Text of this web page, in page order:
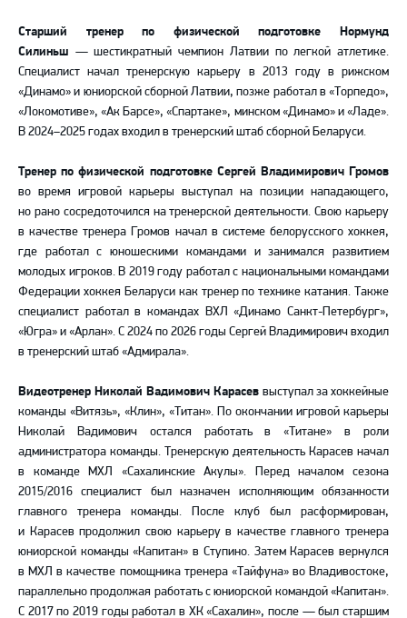
Старший тренер по физической подготовке Нормунд
Силиньш — шестикратный чемпион Латвии по легкой атлетике.
Специалист начал тренерскую карьеру в 2013 году в рижском
«Динамо» и юниорской сборной Латвии, позже работал в «Торпедо»,
«Локомотиве», «Ак Барсе», «Спартаке», минском «Динамо» и «Ладе».
В 2024–2025 годах входил в тренерский штаб сборной Беларуси.
Тренер по физической подготовке Сергей Владимирович Громов
во время игровой карьеры выступал на позиции нападающего,
но рано сосредоточился на тренерской деятельности. Свою карьеру
в качестве тренера Громов начал в системе белорусского хоккея,
где работал с юношескими командами и занимался развитием
молодых игроков. В 2019 году работал с национальными командами
Федерации хоккея Беларуси как тренер по технике катания. Также
специалист работал в командах ВХЛ «Динамо Санкт-Петербург»,
«Югра» и «Арлан». С 2024 по 2026 годы Сергей Владимирович входил
в тренерский штаб «Адмирала».
Видеотренер Николай Вадимович Карасев выступал за хоккейные
команды «Витязь», «Клин», «Титан». По окончании игровой карьеры
Николай Вадимович остался работать в «Титане» в роли
администратора команды. Тренерскую деятельность Карасев начал
в команде МХЛ «Сахалинские Акулы». Перед началом сезона
2015/2016 специалист был назначен исполняющим обязанности
главного тренера команды. После клуб был расформирован,
и Карасев продолжил свою карьеру в качестве главного тренера
юниорской команды «Капитан» в Ступино. Затем Карасев вернулся
в МХЛ в качестве помощника тренера «Тайфуна» во Владивостоке,
параллельно продолжая работать с юниорской командой «Капитан».
С 2017 по 2019 годы работал в ХК «Сахалин», после — был старшим